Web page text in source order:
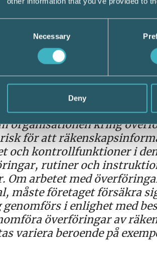
Necessary
Deny
med det?
43–45) framgår
göras med hänsyn till bl.a.
den hittillsvarande
det gäller ansvarar för
organisationen kring
för att
och kontrollfunktioner i
rutiner och
arbetet med
måste företaget försäkra
i enlighet med
överföringar av
variera beroende på